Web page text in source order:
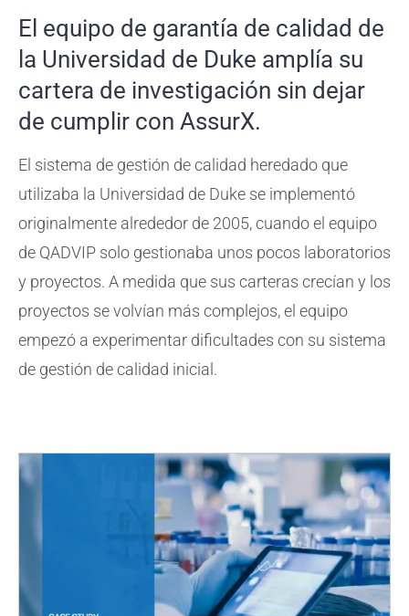
El equipo de garantía de calidad de
la Universidad de Duke amplía su
cartera de investigación sin dejar
de cumplir con AssurX.
El sistema de gestión de calidad heredado que
utilizaba la Universidad de Duke se implementó
originalmente alrededor de 2005, cuando el equipo
de QADVIP solo gestionaba unos pocos laboratorios
y proyectos. A medida que sus carteras crecían y los
proyectos se volvían más complejos, el equipo
empezó a experimentar dificultades con su sistema
de gestión de calidad inicial.